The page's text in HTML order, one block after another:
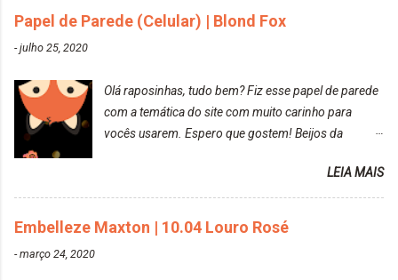
DekapColor. Adorei o resultado da limpeza. Ficou
DekapColor "Minha mãe é lindaaaaa" Para quem
não conhece, o DekapColor é um p...
Papel de Parede (Celular) | Blond Fox
-julho 25, 2020
Olá raposinhas, tudo bem? Fiz esse papel de parede
com a temática do site com muito carinho para
vocês usarem. Espero que gostem! Beijos da
LEIA MAIS
Embelleze Maxton | 10.04 Louro Rosé
-março 24, 2020